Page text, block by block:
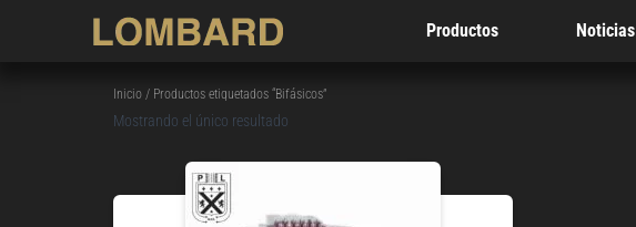
Productos Noticias
Inicio / Productos etiquetados “Bifásicos”
Mostrando el único resultado